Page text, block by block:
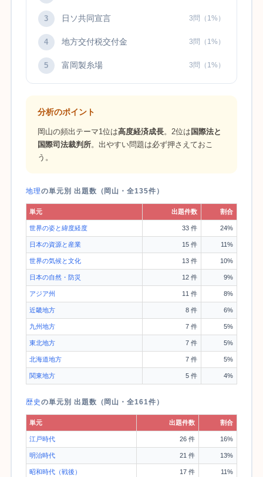
3 日ソ共同宣言 3問（1%）
4 地方交付税交付金 3問（1%）
5 富岡製糸場 3問（1%）
分析のポイント
岡山の頻出テーマ1位は高度経済成長。2位は国際法と
国際司法裁判所。出やすい問題は必ず押さえておこ
う。
地理の単元別 出題数（岡山・全135件）
単元 出題件数 割合
世界の姿と緯度経度 33 件 24%
日本の資源と産業 15 件 11%
世界の気候と文化 13 件 10%
日本の自然・防災 12 件 9%
アジア州 11 件 8%
近畿地方 8 件 6%
九州地方 7 件 5%
東北地方 7 件 5%
北海道地方 7 件 5%
関東地方 5 件 4%
歴史 の単元別 出題数（岡山・全161件）
単元 出題件数 割合
江戸時代 26 件 16%
明治時代 21 件 13%
昭和時代（戦後） 17 件 11%